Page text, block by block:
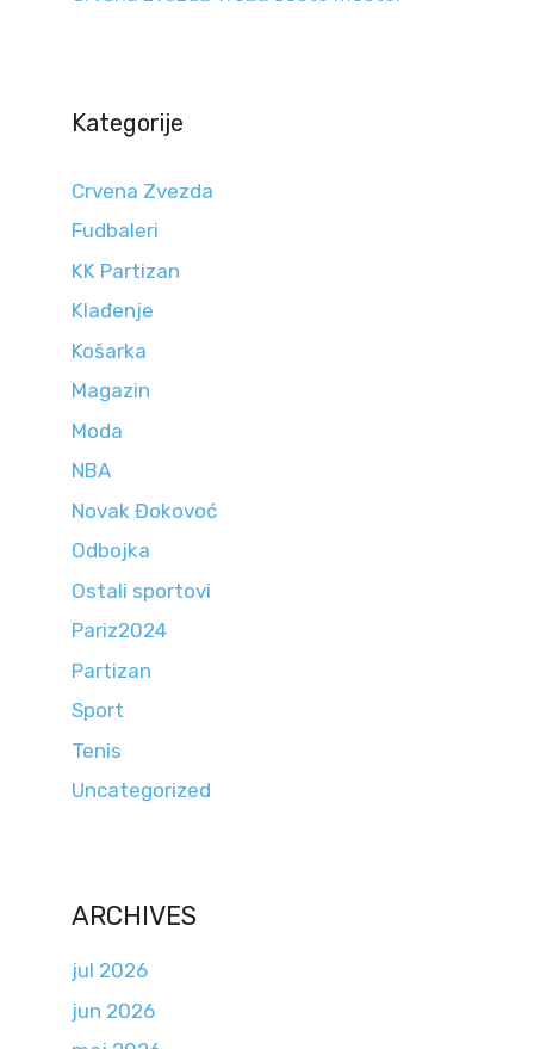
Kategorije
Crvena Zvezda
Fudbaleri
KK Partizan
Klađenje
Košarka
Magazin
Moda
NBA
Novak Đokovoć
Odbojka
Ostali sportovi
Pariz2024
Partizan
Sport
Tenis
Uncategorized
ARCHIVES
jul 2026
jun 2026